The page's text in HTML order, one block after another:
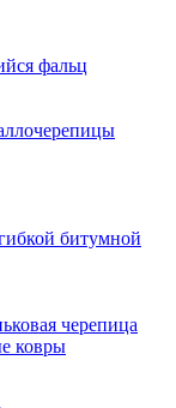
фальц
битумной
черепица
ковры